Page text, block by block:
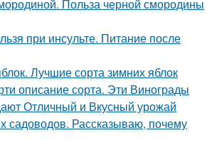
Польза черной смородины
при инсульте. Питание после
Лучшие сорта зимних яблок
описание сорта. Эти Винограды
Отличный и Вкусный урожай
садоводов. Рассказываю, почему